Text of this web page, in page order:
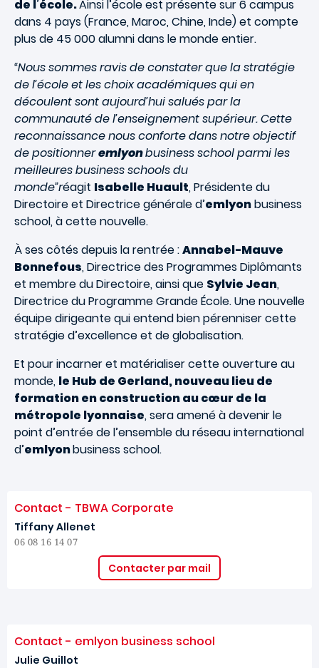
de l’école.Ainsi l’école est présente sur 6 campus
dans 4 pays (France, Maroc, Chine, Inde) et compte
plus de 45 000 alumni dans le monde entier.
“Nous sommes ravis de constater que la stratégie
de l’école et les choix académiques qui en
découlent sont aujourd’hui salués par la
communauté de l’enseignement supérieur. Cette
reconnaissance nous conforte dans notre objectif
de positionneremlyonbusiness school parmi les
meilleures business schools du
monde”réagit Isabelle Huault, Présidente du
Directoire et Directrice générale d’emlyonbusiness
school, à cette nouvelle.
À ses côtés depuis la rentrée :Annabel-Mauve
Bonnefous, Directrice des Programmes Diplômants
et membre du Directoire, ainsi que Sylvie Jean,
Directrice du Programme Grande École. Une nouvelle
équipe dirigeante qui entend bien pérenniser cette
stratégie d’excellence et de globalisation.
Et pour incarner et matérialiser cette ouverture au
monde, le Hub de Gerland, nouveau lieu de
formation en construction au cœur de la
métropole lyonnaise, sera amené à devenir le
point d’entrée de l’ensemble du réseau international
d’emlyonbusiness school.
Contact - TBWA Corporate
Tiffany Allenet
06 08 16 14 07
Contacter par mail
Contact - emlyon business school
Julie Guillot